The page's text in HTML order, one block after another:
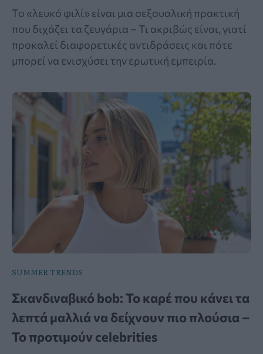
Το «λευκό φιλί» είναι μια σεξουαλική πρακτική
που διχάζει τα ζευγάρια – Τι ακριβώς είναι, γιατί
προκαλεί διαφορετικές αντιδράσεις και πότε
μπορεί να ενισχύσει την ερωτική εμπειρία.
SUMMER TRENDS
Σκανδιναβικό bob: Το καρέ που κάνει τα
λεπτά μαλλιά να δείχνουν πιο πλούσια –
Το προτιμούν celebrities